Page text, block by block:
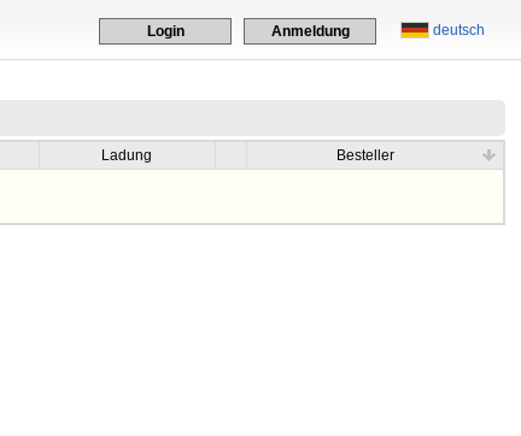
deutsch
Login Anmeldung
Ladung
Besteller